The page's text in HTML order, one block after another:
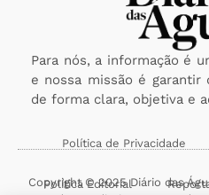
Para nós, a informação é
e nossa missão é garantir
de forma clara, objetiva e
Política de Privacidade
Política Editorial
Copyright © 2025 Diário das